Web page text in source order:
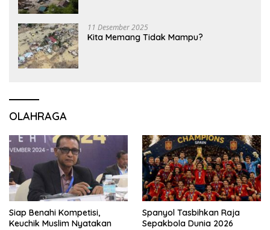
11 Desember 2025
Kita Memang Tidak Mampu?
OLAHRAGA
Siap Benahi Kompetisi,
Keuchik Muslim Nyatakan
Spanyol Tasbihkan Raja
Sepakbola Dunia 2026